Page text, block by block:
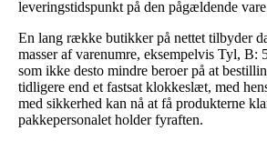
leveringstidspunkt på den pågældende
En lang række butikker på nettet tilbyder
masser af varenumre, eksempelvis Tyl, B:
som ikke desto mindre beroer på at
tidligere end et fastsat klokkeslæt, med
med sikkerhed kan nå at få produkterne
pakkepersonalet holder fyraften.